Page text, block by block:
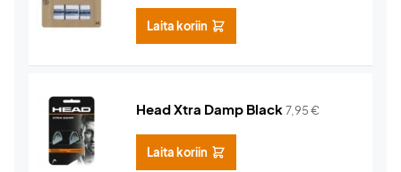
Laita koriin
Head Xtra Damp Black7,95€
Laita koriin